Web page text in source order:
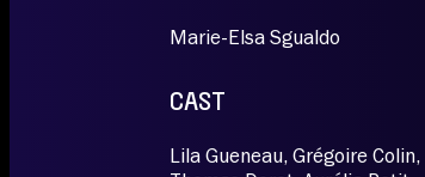
Marie-Elsa Sgualdo
CAST
Lila Gueneau, Grégoire Colin,